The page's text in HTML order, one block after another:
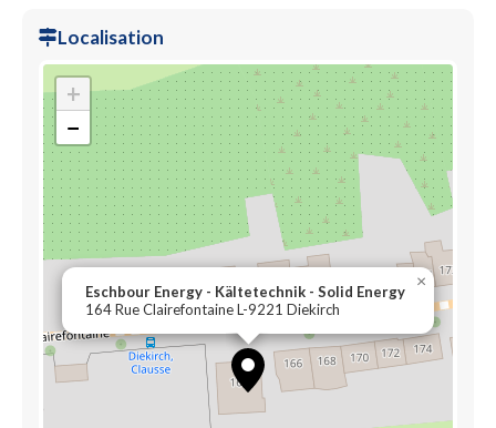
Localisation
Eschbour Energy - Kältetechnik - Solid Energy
164 Rue Clairefontaine L-9221 Diekirch
×
+
−